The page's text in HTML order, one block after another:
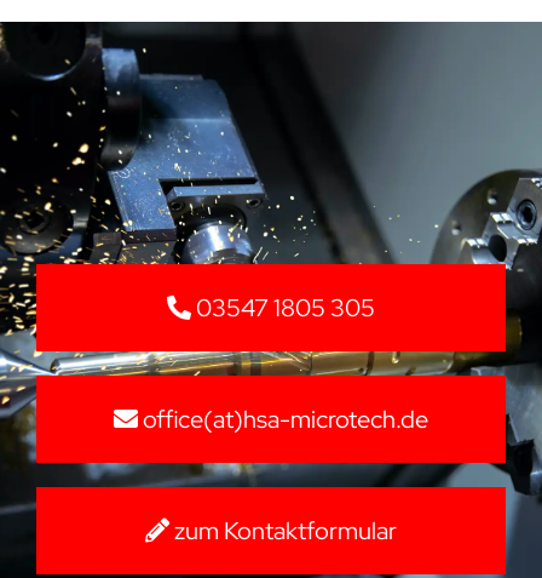
03547 1805 305
office(at)hsa-microtech.de
zum Kontaktformular